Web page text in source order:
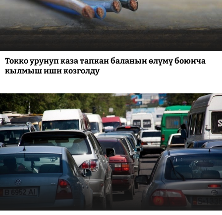
Токко урунуп каза тапкан баланын өлүмү боюнча
кылмыш иши козголду